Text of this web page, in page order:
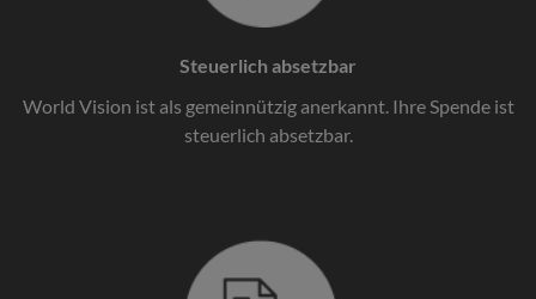
Steuerlich absetzbar
World Vision ist als gemeinnützig anerkannt. Ihre Spende ist
steuerlich absetzbar.